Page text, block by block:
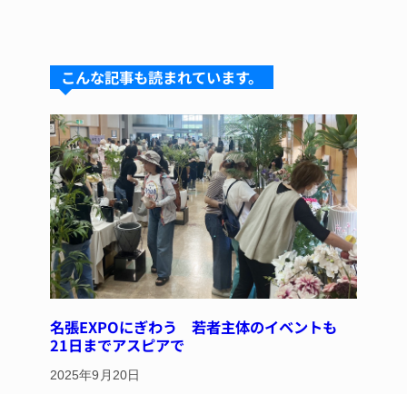
s
k
y
a
d
s
e
b
o
o
k
e
st
こんな記事も読まれています。
名張EXPOにぎわう 若者主体のイベントも
21日までアスピアで
2025年9月20日